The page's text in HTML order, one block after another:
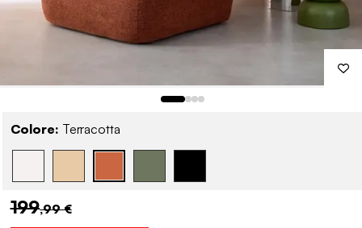
Colore: Terracotta
199,99 €